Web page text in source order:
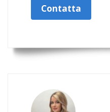
Contatta